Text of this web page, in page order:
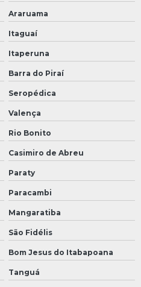
Araruama
Itaguaí
Itaperuna
Barra do Piraí
Seropédica
Valença
Rio Bonito
Casimiro de Abreu
Paraty
Paracambi
Mangaratiba
São Fidélis
Bom Jesus do Itabapoana
Tanguá